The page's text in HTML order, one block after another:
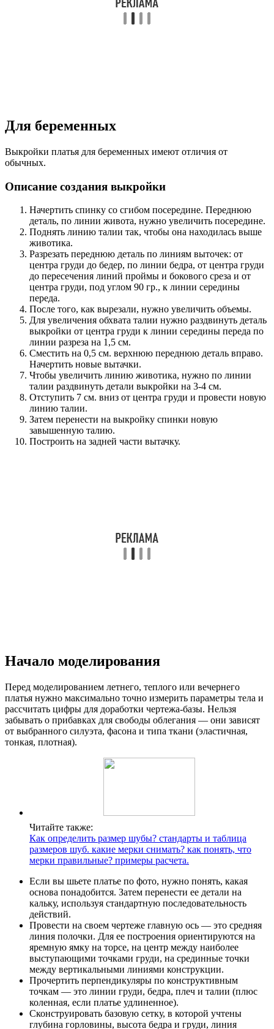
Для беременных
Выкройки платья для беременных имеют отличия от
обычных.
Описание создания выкройки
Начертить спинку со сгибом посередине. Переднюю
деталь, по линии живота, нужно увеличить посередине.
Поднять линию талии так, чтобы она находилась выше
животика.
Разрезать переднюю деталь по линиям выточек: от
центра груди до бедер, по линии бедра, от центра груди
до пересечения линий проймы и бокового среза и от
центра груди, под углом 90 гр., к линии середины
переда.
После того, как вырезали, нужно увеличить объемы.
Для увеличения обхвата талии нужно раздвинуть деталь
выкройки от центра груди к линии середины переда по
линии разреза на 1,5 см.
Сместить на 0,5 см. верхнюю переднюю деталь вправо.
Начертить новые вытачки.
Чтобы увеличить линию животика, нужно по линии
талии раздвинуть детали выкройки на 3-4 см.
Отступить 7 см. вниз от центра груди и провести новую
линию талии.
Затем перенести на выкройку спинки новую
завышенную талию.
Построить на задней части вытачку.
Начало моделирования
Перед моделированием летнего, теплого или вечернего
платья нужно максимально точно измерить параметры тела и
рассчитать цифры для доработки чертежа-базы. Нельзя
забывать о прибавках для свободы облегания — они зависят
от выбранного силуэта, фасона и типа ткани (эластичная,
тонкая, плотная).
Читайте также:
Как определить размер шубы? стандарты и таблица
размеров шуб. какие мерки снимать? как понять, что
мерки правильные? примеры расчета.
Если вы шьете платье по фото, нужно понять, какая
основа понадобится. Затем перенести ее детали на
кальку, используя стандартную последовательность
действий.
Провести на своем чертеже главную ось — это средняя
линия полочки. Для ее построения ориентируются на
яремную ямку на торсе, на центр между наиболее
выступающими точками груди, на срединные точки
между вертикальными линиями конструкции.
Прочертить перпендикуляры по конструктивным
точкам — это линии груди, бедра, плеч и талии (плюс
коленная, если платье удлиненное).
Сконструировать базовую сетку, в которой учтены
глубина горловины, высота бедра и груди, линия